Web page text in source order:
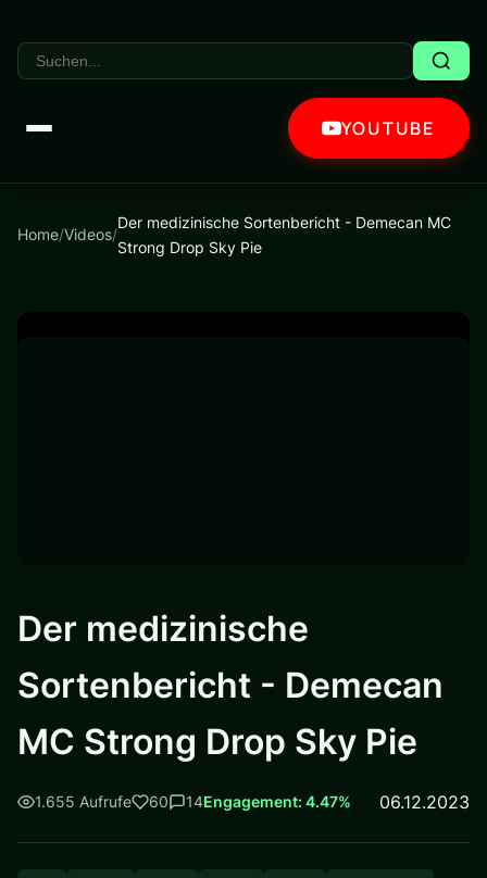
YOUTUBE
Home/Videos/
Der medizinische Sortenbericht - Demecan MC
Strong Drop Sky Pie
Der medizinische
Sortenbericht - Demecan
MC Strong Drop Sky Pie
1.655 Aufrufe 60 14Engagement: 4.47% 06.12.2023